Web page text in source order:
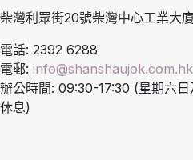
灣利眾街20號柴灣中心工業大
電話: 2392 6288
電郵: info@shanshaujok.com.hk
辦公時間: 09:30-17:30 (星期六日
休息)